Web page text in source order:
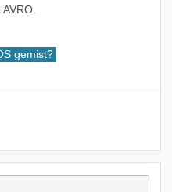
gemist?